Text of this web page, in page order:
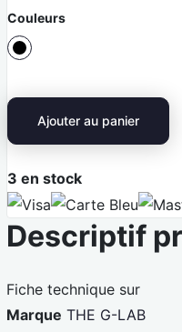
Couleurs
N
r
Ajouter au panier
3 en stock
V
i
s
C
a
Descriptif
Fiche technique sur
Marque THE G-LAB